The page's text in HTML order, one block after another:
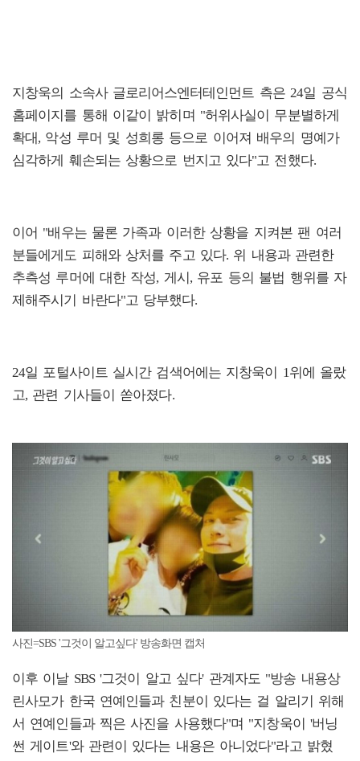
지창욱의 소속사 글로리어스엔터테인먼트 측은 24일 공식
홈페이지를 통해 이같이 밝히며 "허위사실이 무분별하게
확대, 악성 루머 및 성희롱 등으로 이어져 배우의 명예가
심각하게 훼손되는 상황으로 번지고 있다"고 전했다.
이어 "배우는 물론 가족과 이러한 상황을 지켜본 팬 여러
분들에게도 피해와 상처를 주고 있다. 위 내용과 관련한
추측성 루머에 대한 작성, 게시, 유포 등의 불법 행위를 자
제해주시기 바란다"고 당부했다.
24일 포털사이트 실시간 검색어에는 지창욱이 1위에 올랐
고, 관련 기사들이 쏟아졌다.
사진=SBS '그것이 알고싶다' 방송화면 캡처
이후 이날 SBS '그것이 알고 싶다' 관계자도 "방송 내용상
린사모가 한국 연예인들과 친분이 있다는 걸 알리기 위해
서 연예인들과 찍은 사진을 사용했다"며 "지창욱이 '버닝
썬 게이트'와 관련이 있다는 내용은 아니었다"라고 밝혔